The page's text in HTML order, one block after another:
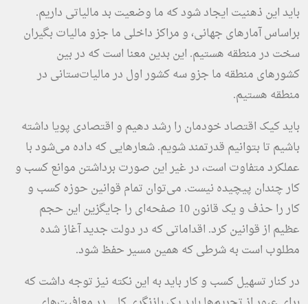
باید این ذهنیت ایجاد شود که ما وضعیت بد مالیاتی داریم.
براساس آمارهای جهانی، و مراکز داخلی ما جزو مالیات بگیران
سخت در منطقه هستیم. این بدین معنا است که در بین
کشورهای منطقه ما جزو سه کشور اول در مالیات‌ستانی در
منطقه هستیم.
باید کیک اقتصاد خودمان را رشد دهیم و اقتصادی پویا داشته
باشیم تا بتوانیم قدرتمند شویم. شعارهایی که داده می‌شود با
عملکرد متفاوت است، در غیر این صورت برداشتن موانع کسب و
کار چندان پیچیده نیست. می‌توان تمام قوانین حوزه کسب و
کار را حذف و یک قانون 10 صفحه‌ای را جایگزین این حجم
عظیم از قوانین کرد. اقداماتی که در دولت جدید آغاز شده
مطلوب است به شرطی که همین مسیر حفظ شود.
در کنار تسهیل کسب و کار باید به این نکته نیز توجه داشت که